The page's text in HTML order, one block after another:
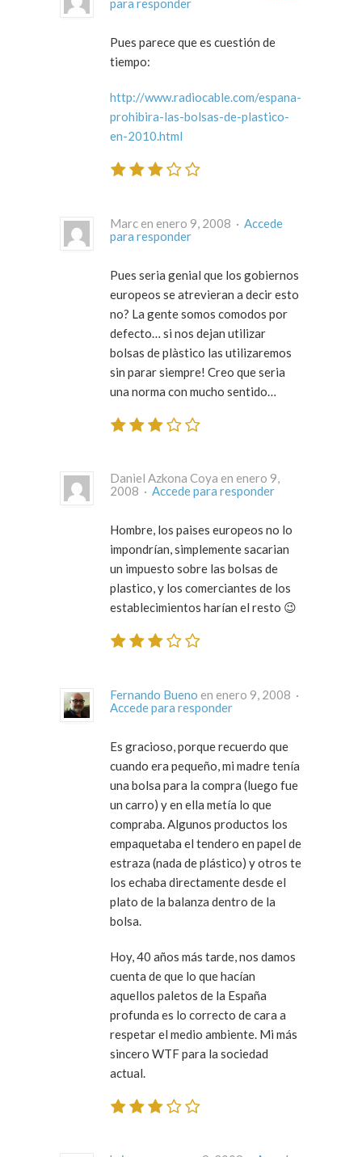
para responder
Pues parece que es cuestión de
tiempo:
http://www.radiocable.com/espana-
prohibira-las-bolsas-de-plastico-
en-2010.html
Marc en enero 9, 2008 · Accede
para responder
Pues seria genial que los gobiernos
europeos se atrevieran a decir esto
no? La gente somos comodos por
defecto… si nos dejan utilizar
bolsas de plàstico las utilizaremos
sin parar siempre! Creo que seria
una norma con mucho sentido…
Daniel Azkona Coya en enero 9,
2008 · Accede para responder
Hombre, los paises europeos no lo
impondrían, simplemente sacarian
un impuesto sobre las bolsas de
plastico, y los comerciantes de los
establecimientos harían el resto 😉
Fernando Bueno
en enero 9, 2008 ·
Accede para responder
Es gracioso, porque recuerdo que
cuando era pequeño, mi madre tenía
una bolsa para la compra (luego fue
un carro) y en ella metía lo que
compraba. Algunos productos los
empaquetaba el tendero en papel de
estraza (nada de plástico) y otros te
los echaba directamente desde el
plato de la balanza dentro de la
bolsa.
Hoy, 40 años más tarde, nos damos
cuenta de que lo que hacían
aquellos paletos de la España
profunda es lo correcto de cara a
respetar el medio ambiente. Mi más
sincero WTF para la sociedad
actual.